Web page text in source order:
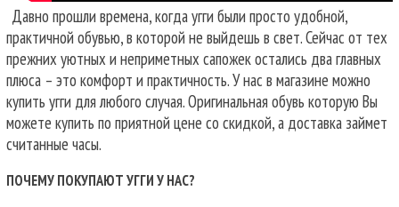
Давно прошли времена, когда угги были просто удобной,
практичной обувью, в которой не выйдешь в свет. Сейчас от тех
прежних уютных и неприметных сапожек остались два главных
плюса – это комфорт и практичность. У нас в магазине можно
купить угги для любого случая.Оригинальная обувь которую Вы
можете купить по приятной цене со скидкой, а доставка займет
считанные часы.
ПОЧЕМУ ПОКУПАЮТ УГГИ У НАС?